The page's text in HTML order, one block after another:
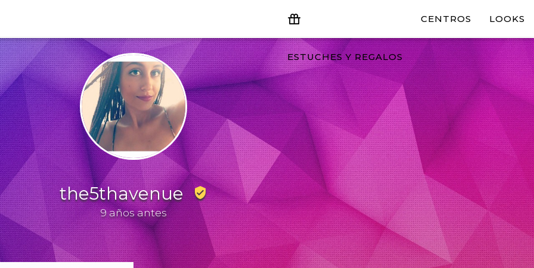
ESTUCHES Y REGALOS
CENTROS LOOKS
the5thavenueverified_user
9 años antes